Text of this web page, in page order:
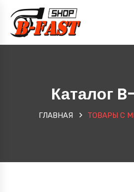
Каталог
ГЛАВНАЯ ТОВАРЫ С